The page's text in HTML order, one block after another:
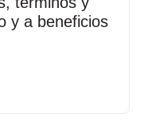
y a beneficios